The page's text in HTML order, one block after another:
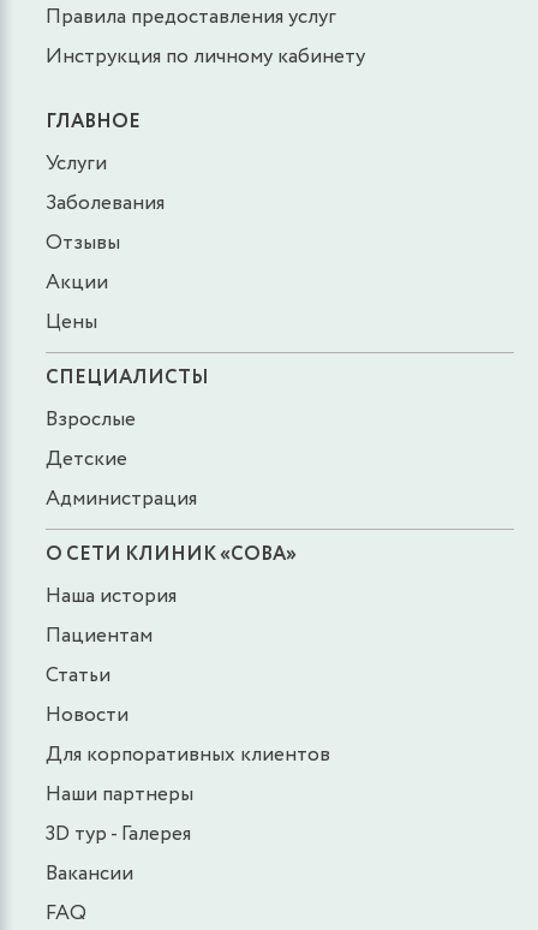
Правила предоставления услуг
Инструкция по личному кабинету
ГЛАВНОЕ
Услуги
Заболевания
Отзывы
Акции
Цены
СПЕЦИАЛИСТЫ
Взрослые
Детские
Администрация
О СЕТИ КЛИНИК «СОВА»
Наша история
Пациентам
Статьи
Новости
Для корпоративных клиентов
Наши партнеры
3D тур - Галерея
Вакансии
FAQ